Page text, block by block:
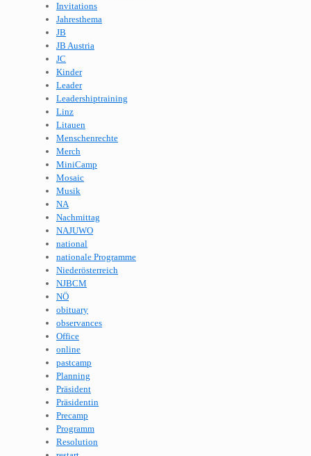
Invitations
Jahresthema
JB
JB Austria
JC
Kinder
Leader
Leadershiptraining
Linz
Litauen
Menschenrechte
Merch
MiniCamp
Mosaic
Musik
NA
Nachmittag
NAJUWO
national
nationale Programme
Niederösterreich
NJBCM
NÖ
obituary
observances
Office
online
pastcamp
Planning
Präsident
Präsidentin
Precamp
Programm
Resolution